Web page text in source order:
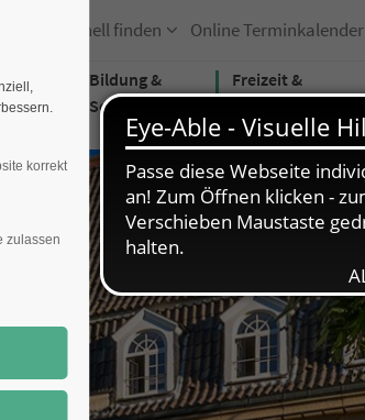
Schnell finden Online Terminkalender
Bildung &
Soziales
Freizeit &
korrekt
zulassen